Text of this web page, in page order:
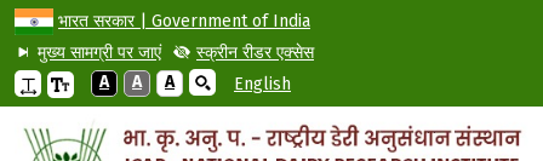
भारत सरकार | Government of India
मुख्य सामग्री पर जाएं
स्क्रीन रीडर एक्सेस
A
A A English